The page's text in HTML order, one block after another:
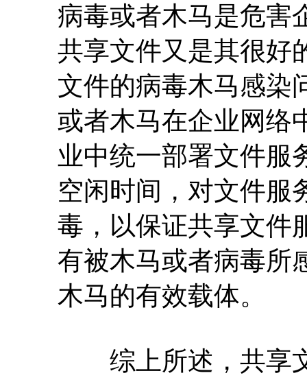
病毒或者木马是危害
共享文件又是其很好
文件的病毒木马感染
或者木马在企业网络
业中统一部署文件服
空闲时间，对文件服
毒，以保证共享文件
有被木马或者病毒所
木马的有效载体。
综上所述，共享文